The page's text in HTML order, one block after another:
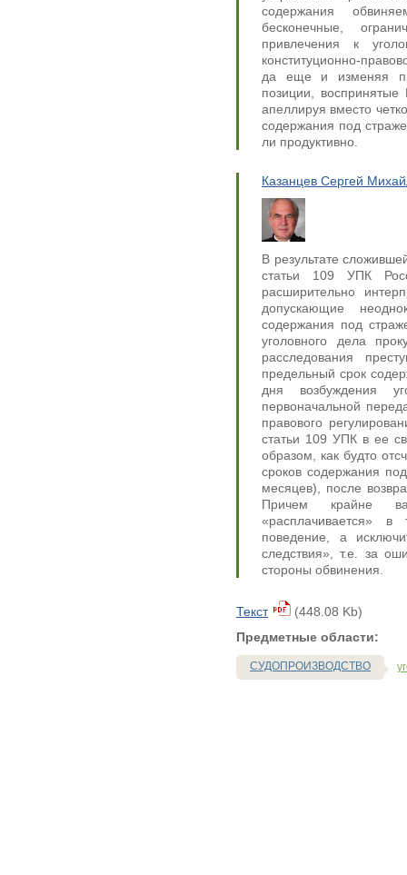
содержания
бесконечные,
привлечения к
конституционно-
да еще и изменяя
позиции,
апеллируя вместо
содержания под
ли продуктивно.
Казанцев Сергей
В результате
статьи 109 УПК
расширительно
допускающие
содержания под
уголовного дела
расследования
предельный срок
дня возбуждения
первоначальной
правового
статьи 109 УПК в ее
образом, как будто
сроков содержания
месяцев), после
Причем крайне
«расплачивается»
поведение, а
следствия», т.е. за
стороны обвинения.
Текст
(448.08 Kb)
Предметные области:
СУДОПРОИЗВОДСТВО